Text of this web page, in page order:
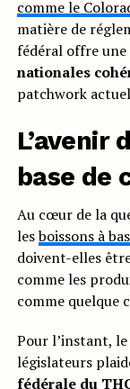
comme le
matière de
fédéral offre une
nationales
patchwork
L’avenir
base de
Au cœur de la
lesboissons à
doivent-elles
comme les
comme quelque
Pour l’instant,
législateurs
fédérale du